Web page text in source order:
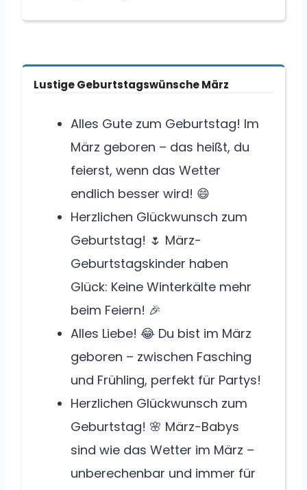
Lustige Geburtstagswünsche März
Alles Gute zum Geburtstag! Im
März geboren – das heißt, du
feierst, wenn das Wetter
endlich besser wird! 😄
Herzlichen Glückwunsch zum
Geburtstag! 🌷 März-
Geburtstagskinder haben
Glück: Keine Winterkälte mehr
beim Feiern! 🎉
Alles Liebe! 😂 Du bist im März
geboren – zwischen Fasching
und Frühling, perfekt für Partys!
Herzlichen Glückwunsch zum
Geburtstag! 🌸 März-Babys
sind wie das Wetter im März –
unberechenbar und immer für